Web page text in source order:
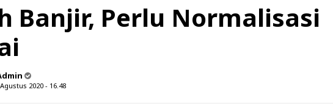
Banjir, Perlu Normalisasi
2020 - 16.48